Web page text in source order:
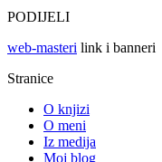
PODIJELI
web-masteri link i banneri
Stranice
O knjizi
O meni
Iz medija
Moj blog